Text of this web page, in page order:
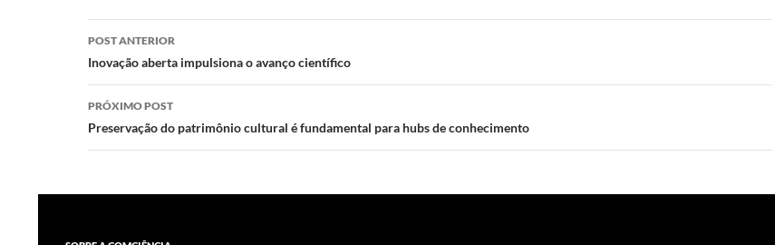
n o
k
p
p
Navegação
de
posts
POST ANTERIOR
Inovação aberta impulsiona o avanço científico
PRÓXIMO POST
Preservação do patrimônio cultural é fundamental para hubs de conhecimento